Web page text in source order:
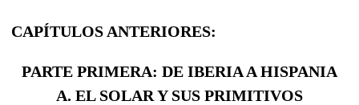
CAPÍTULOS ANTERIORES:
PARTE PRIMERA: DE IBERIA A HISPANIA
A. EL SOLAR Y SUS PRIMITIVOS